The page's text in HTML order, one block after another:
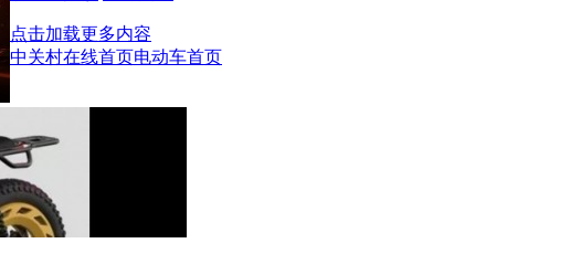
点击加载更多内容
中关村在线首页电动车首页